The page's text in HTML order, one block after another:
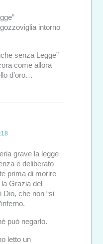
intorno
senza Legge”
come allora
d’oro…
grave la legge
e deliberato
prima di morire
Grazia del
Dio, che non “si
può negarlo.
letto un